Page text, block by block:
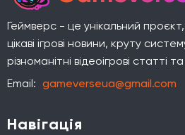
Геймверс - це унікальний
цікаві ігрові новини, круту
різноманітні відеоігрові статті
Email: gameverseua@gmail.com
Навігація